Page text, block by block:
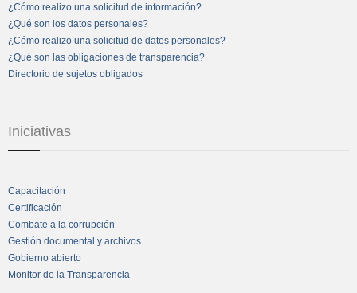
¿Cómo realizo una solicitud de información?
¿Qué son los datos personales?
¿Cómo realizo una solicitud de datos personales?
¿Qué son las obligaciones de transparencia?
Directorio de sujetos obligados
Iniciativas
Capacitación
Certificación
Combate a la corrupción
Gestión documental y archivos
Gobierno abierto
Monitor de la Transparencia